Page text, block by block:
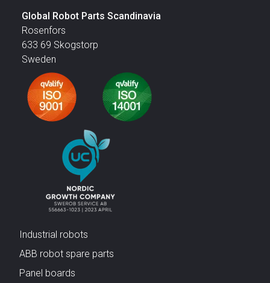
Global Robot Parts Scandinavia
Rosenfors
633 69 Skogstorp
Sweden
Industrial robots
ABB robot spare parts
Panel boards